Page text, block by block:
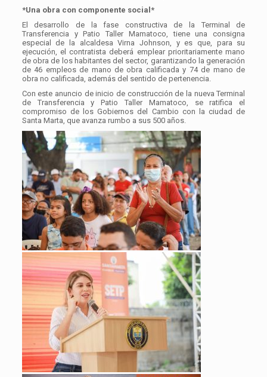
*Una obra con componente social*
El desarrollo de la fase constructiva de la Terminal de
Transferencia y Patio Taller Mamatoco, tiene una consigna
especial de la alcaldesa Virna Johnson, y es que, para su
ejecución, el contratista deberá emplear prioritariamente mano
de obra de los habitantes del sector, garantizando la generación
de 46 empleos de mano de obra calificada y 74 de mano de
obra no calificada, además del sentido de pertenencia.
Con este anuncio de inicio de construcción de la nueva Terminal
de Transferencia y Patio Taller Mamatoco, se ratifica el
compromiso de los Gobiernos del Cambio con la ciudad de
Santa Marta, que avanza rumbo a sus 500 años.